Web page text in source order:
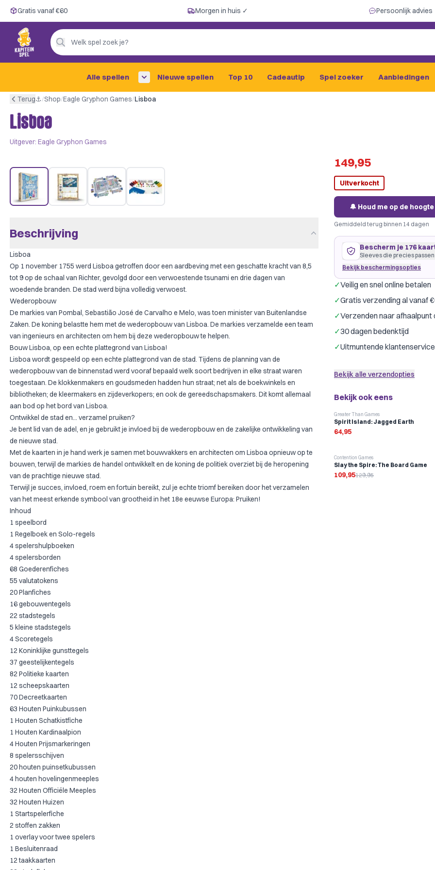
Gratis vanaf €60
Morgen in huis ✓
Persoonlijk advies
4,9/5 —
200+ beoordelingen
Gratis vanaf €60 Morgen in huis ✓ Persoonlijk advies
Welk spel zoek je?
Alle spellen Nieuwe spellen Top 10 Cadeautip Spel zoeker Aanbiedingen
Terug⚓︎/Shop/Eagle Gryphon Games/Lisboa
Lisboa
Uitgever: Eagle Gryphon Games
Beschrijving
Lisboa
Op 1 november 1755 werd Lisboa getroffen door een aardbeving met een geschatte kracht van 8,5
tot 9 op de schaal van Richter, gevolgd door een verwoestende tsunami en drie dagen van
woedende branden. De stad werd bijna volledig verwoest.
Wederopbouw
De markies van Pombal, Sebastião José de Carvalho e Melo, was toen minister van Buitenlandse
Zaken. De koning belastte hem met de wederopbouw van Lisboa. De markies verzamelde een team
van ingenieurs en architecten om hem bij deze wederopbouw te helpen.
Bouw Lisboa, op een echte plattegrond van Lisboa!
Lisboa wordt gespeeld op een echte plattegrond van de stad. Tijdens de planning van de
wederopbouw van de binnenstad werd vooraf bepaald welk soort bedrijven in elke straat waren
toegestaan. De klokkenmakers en goudsmeden hadden hun straat; net als de boekwinkels en
bibliotheken; de kleermakers en zijdeverkopers; en ook de gereedschapsmakers. Dit komt allemaal
aan bod op het bord van Lisboa.
Ontwikkel de stad en... verzamel pruiken?
Je bent lid van de adel, en je gebruikt je invloed bij de wederopbouw en de zakelijke ontwikkeling van
de nieuwe stad.
Met de kaarten in je hand werk je samen met bouwvakkers en architecten om Lisboa opnieuw op te
bouwen, terwijl de markies de handel ontwikkelt en de koning de politiek overziet bij de heropening
van de prachtige nieuwe stad.
Terwijl je succes, invloed, roem en fortuin bereikt, zul je echte triomf bereiken door het verzamelen
van het meest erkende symbool van grootheid in het 18e eeuwse Europa: Pruiken!
Inhoud
1 speelbord
1 Regelboek en Solo-regels
4 spelershulpboeken
4 spelersborden
68 Goederenfiches
55 valutatokens
20 Planfiches
16 gebouwentegels
22 stadstegels
5 kleine stadstegels
4 Scoretegels
12 Koninklijke gunsttegels
37 geestelijkentegels
82 Politieke kaarten
12 scheepskaarten
70 Decreetkaarten
63 Houten Puinkubussen
1 Houten Schatkistfiche
1 Houten Kardinaalpion
4 Houten Prijsmarkeringen
8 spelersschijven
20 houten puinsetkubussen
4 houten hovelingenmeeples
32 Houten Officiële Meeples
32 Houten Huizen
1 Startspelerfiche
2 stoffen zakken
1 overlay voor twee spelers
1 Besluitenraad
12 taakkaarten
149,95
Uitverkocht
🔔 Houd me op de hoogte
Gemiddeld terug binnen 14 dagen
Bescherm je 176
Sleeves die precies passen
Bekijk beschermingsopties
106 kaarten
past precies·Dragon Shield
Merk: Dragon Shield
Kleur:
70 kaarten 44×68mm
Merk: Dragon Shield
Kies welke kaarten je beschermt
✓Veilig en snel online betalen
✓Gratis verzending al vanaf
✓Verzenden naar afhaalpunt
✓30 dagen bedenktijd
✓Uitmuntende klantenservice
Bekijk alle verzendopties
Bekijk ook eens
Greater Than Games
Spirit Island: Jagged Earth
64,95
-15%
Contention Games
Slay the Spire: The Board Game
109,95129,95